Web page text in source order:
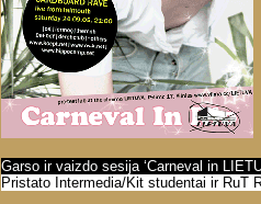
Garso ir vaizdo sesija ‘Carneval in
Pristato Intermedia/Kit studentai ir RuT